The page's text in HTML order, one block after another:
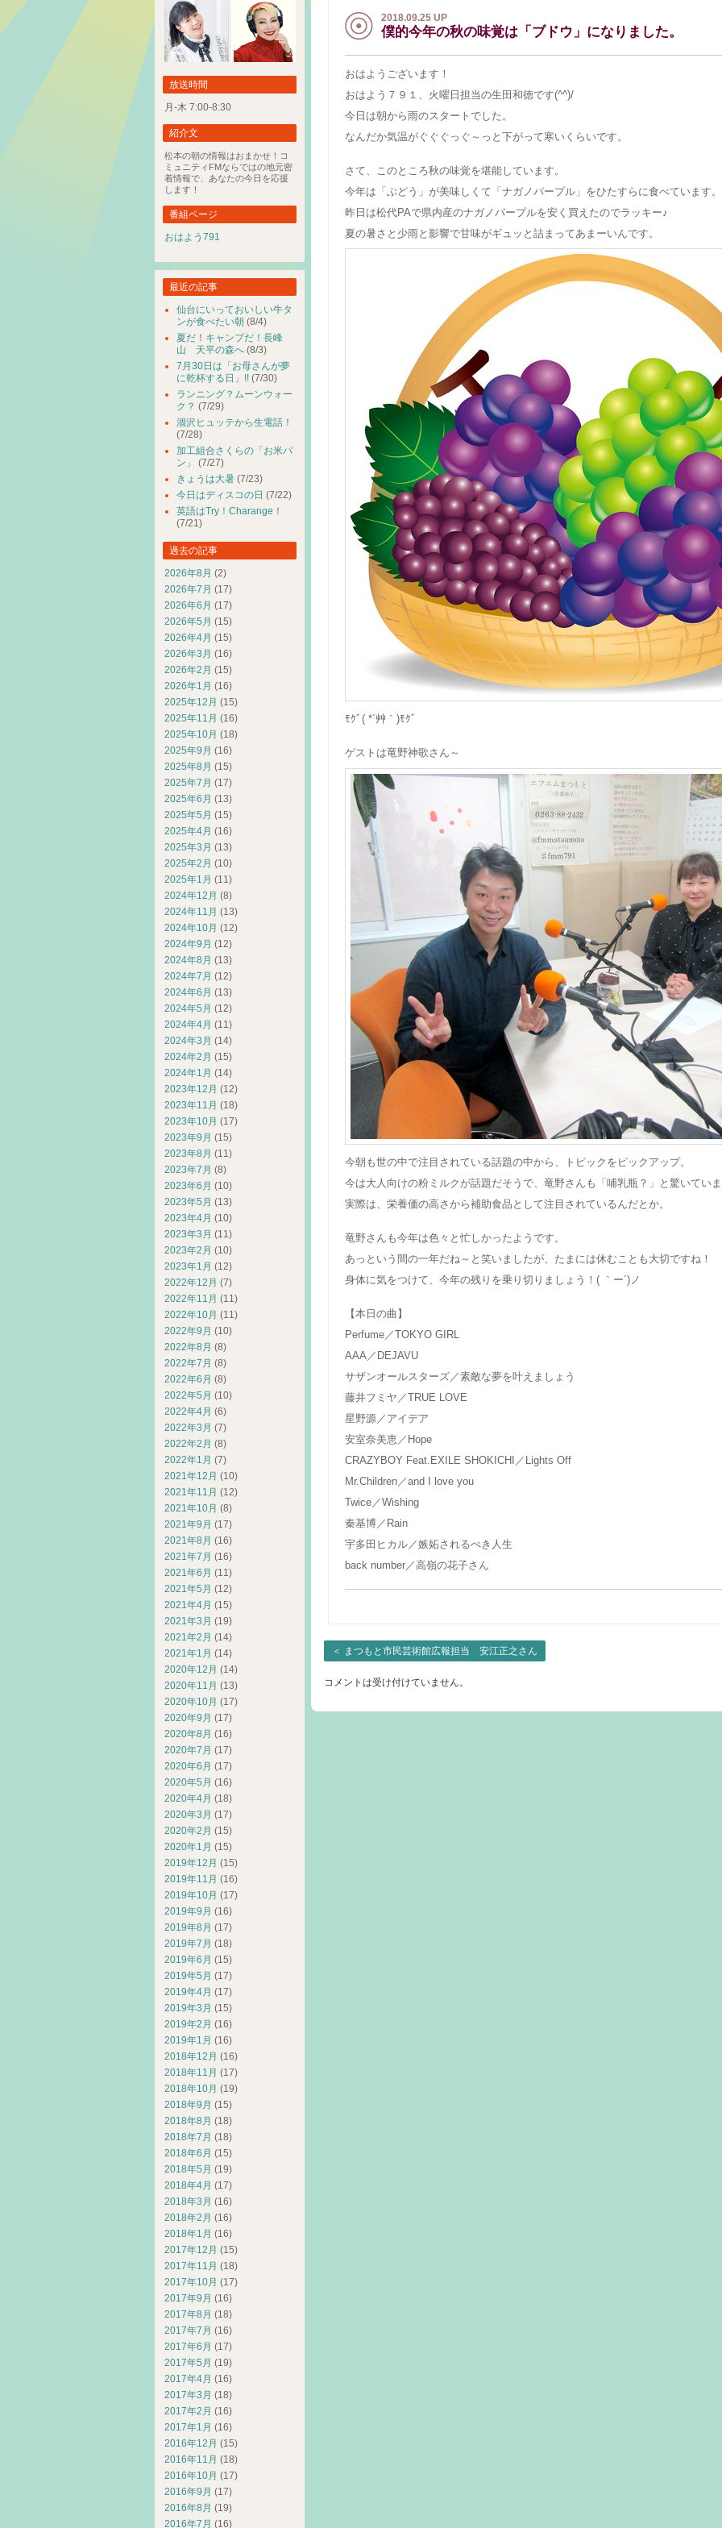
2018.09.25 UP
僕的今年の秋の味覚は「ブドウ」になりました。
おはようございます！
おはよう７９１、火曜日担当の生田和徳です(^^)/
今日は朝から雨のスタートでした。
なんだか気温がぐぐぐっぐ～っと下がって寒いくらいです。
さて、このところ秋の味覚を堪能しています。
今年は「ぶどう」が美味しくて「ナガノパープル」をひたすらに食べています。
昨日は松代PAで県内産のナガノパープルを安く買えたのでラッキー♪
夏の暑さと少雨と影響で甘味がギュッと詰まってあまーいんです。
ﾓｸﾞ( *´艸｀)ﾓｸﾞ
ゲストは竜野神歌さん～
今朝も世の中で注目されている話題の中から、トピックをピックアップ。
今は大人向けの粉ミルクが話題だそうで、竜野さんも「哺乳瓶？」と驚いてい
実際は、栄養価の高さから補助食品として注目されているんだとか。
竜野さんも今年は色々と忙しかったようです。
あっという間の一年だね～と笑いましたが、たまには休むことも大切ですね！
身体に気をつけて、今年の残りを乗り切りましょう！( ｀ー´)ノ
【本日の曲】
Perfume／TOKYO GIRL
AAA／DEJAVU
サザンオールスターズ／素敵な夢を叶えましょう
藤井フミヤ／TRUE LOVE
星野源／アイデア
安室奈美恵／Hope
CRAZYBOY Feat.EXILE SHOKICHI／Lights Off
Mr.Children／and I love you
Twice／Wishing
秦基博／Rain
宇多田ヒカル／嫉妬されるべき人生
back number／高嶺の花子さん
＜ まつもと市民芸術館広報担当 安江正之さん
コメントは受け付けていません。
放送時間
月-木 7:00-8:30
紹介文
松本の朝の情報はおまかせ！コ
ミュニティFMならではの地元密
着情報で、あなたの今日を応援
します！
番組ページ
おはよう791
最近の記事
仙台にいっておいしい牛タ
ンが食べたい朝 (8/4)
夏だ！キャンプだ！長峰
山 天平の森へ (8/3)
7月30日は「お母さんが夢
に乾杯する日」!! (7/30)
ランニング？ムーンウォー
ク？ (7/29)
涸沢ヒュッテから生電話！
(7/28)
加工組合さくらの「お米パ
ン」
(7/27)
きょうは大暑 (7/23)
今日はディスコの日 (7/22)
英語はTry！Charange！
(7/21)
過去の記事
2026年8月 (2)
2026年7月 (17)
2026年6月 (17)
2026年5月 (15)
2026年4月 (15)
2026年3月 (16)
2026年2月 (15)
2026年1月 (16)
2025年12月 (15)
2025年11月 (16)
2025年10月 (18)
2025年9月 (16)
2025年8月 (15)
2025年7月 (17)
2025年6月 (13)
2025年5月 (15)
2025年4月 (16)
2025年3月 (13)
2025年2月 (10)
2025年1月 (11)
2024年12月 (8)
2024年11月 (13)
2024年10月 (12)
2024年9月 (12)
2024年8月 (13)
2024年7月 (12)
2024年6月 (13)
2024年5月 (12)
2024年4月 (11)
2024年3月 (14)
2024年2月 (15)
2024年1月 (14)
2023年12月 (12)
2023年11月 (18)
2023年10月 (17)
2023年9月 (15)
2023年8月 (11)
2023年7月 (8)
2023年6月 (10)
2023年5月 (13)
2023年4月 (10)
2023年3月 (11)
2023年2月 (10)
2023年1月 (12)
2022年12月 (7)
2022年11月 (11)
2022年10月 (11)
2022年9月 (10)
2022年8月 (8)
2022年7月 (8)
2022年6月 (8)
2022年5月 (10)
2022年4月 (6)
2022年3月 (7)
2022年2月 (8)
2022年1月 (7)
2021年12月 (10)
2021年11月 (12)
2021年10月 (8)
2021年9月 (17)
2021年8月 (16)
2021年7月 (16)
2021年6月 (11)
2021年5月 (12)
2021年4月 (15)
2021年3月 (19)
2021年2月 (14)
2021年1月 (14)
2020年12月 (14)
2020年11月 (13)
2020年10月 (17)
2020年9月 (17)
2020年8月 (16)
2020年7月 (17)
2020年6月 (17)
2020年5月 (16)
2020年4月 (18)
2020年3月 (17)
2020年2月 (15)
2020年1月 (15)
2019年12月 (15)
2019年11月 (16)
2019年10月 (17)
2019年9月 (16)
2019年8月 (17)
2019年7月 (18)
2019年6月 (15)
2019年5月 (17)
2019年4月 (17)
2019年3月 (15)
2019年2月 (16)
2019年1月 (16)
2018年12月 (16)
2018年11月 (17)
2018年10月 (19)
2018年9月 (15)
2018年8月 (18)
2018年7月 (18)
2018年6月 (15)
2018年5月 (19)
2018年4月 (17)
2018年3月 (16)
2018年2月 (16)
2018年1月 (16)
2017年12月 (15)
2017年11月 (18)
2017年10月 (17)
2017年9月 (16)
2017年8月 (18)
2017年7月 (16)
2017年6月 (17)
2017年5月 (19)
2017年4月 (16)
2017年3月 (18)
2017年2月 (16)
2017年1月 (16)
2016年12月 (15)
2016年11月 (18)
2016年10月 (17)
2016年9月 (17)
2016年8月 (19)
2016年7月 (16)